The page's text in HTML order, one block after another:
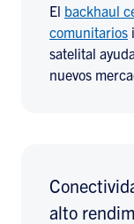
El backhaul
comunitarios
satelital
nuevos
alto